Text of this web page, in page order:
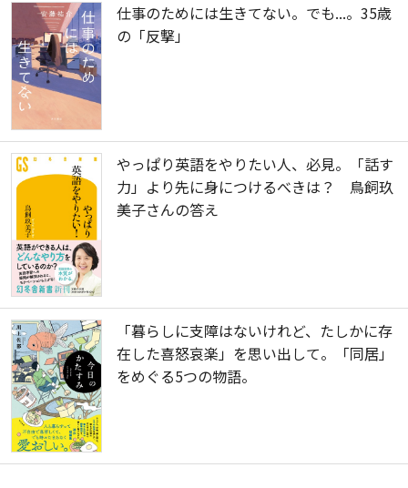
仕事のためには生きてない。でも...。35歳
の「反撃」
やっぱり英語をやりたい人、必見。「話す
力」より先に身につけるべきは？ 鳥飼玖
美子さんの答え
「暮らしに支障はないけれど、たしかに存
在した喜怒哀楽」を思い出して。「同居」
をめぐる5つの物語。